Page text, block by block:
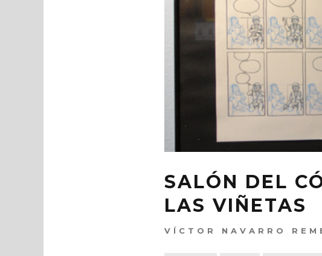
SALÓN DEL
LAS VIÑETAS
VÍCTOR NAVARRO